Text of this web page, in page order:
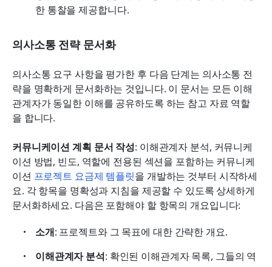
한 통찰을 제공합니다.
의사소통 전략 문서화
의사소통 요구 사항을 평가한 후 다음 단계는 의사소통 전
략을 명확하게 문서화하는 것입니다. 이 문서는 모든 이해
관계자가 동일한 이해를 공유하도록 하는 참고 자료 역할
을 합니다.
커뮤니케이션 계획 문서 작성: 이해관계자 분석, 커뮤니케
이션 방법, 빈도, 역할에 전용된 섹션을 포함하는 커뮤니케
이션 프로젝트 요금제 템플릿을 개발하는 것부터 시작하세
요. 각 항목을 명확성과 지침을 제공할 수 있도록 상세하게
문서화하세요. 다음은 포함해야 할 항목의 개요입니다:
소개: 프로젝트와 그 목표에 대한 간략한 개요.
이해관계자 분석: 확인된 이해관계자 목록, 그들의 역